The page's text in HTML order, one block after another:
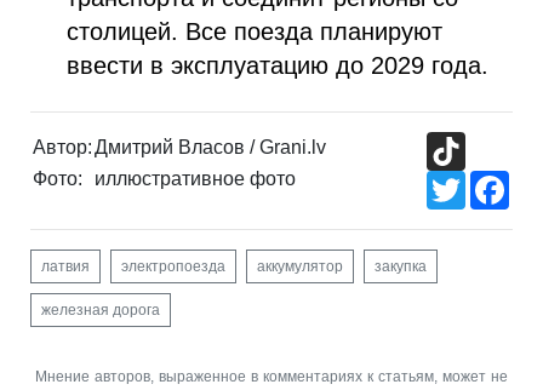
столицей. Все поезда планируют
ввести в эксплуатацию до 2029 года.
Автор:Дмитрий Власов / Grani.lv
Фото:
иллюстративное фото
Twitter
латвия электропоезда аккумулятор закупка
железная дорога
Мнение авторов, выраженное в комментариях к статьям, может не